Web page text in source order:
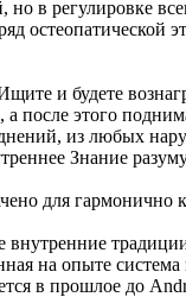
но в регулировке
остеопатической
и будете
а после этого
из любых
Знание
для
внутренние
на опыте система
в прошлое до